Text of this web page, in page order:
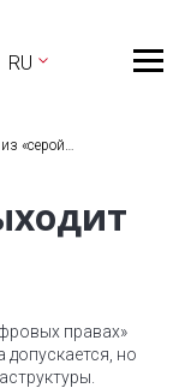
RU
«серой…
правах»
но